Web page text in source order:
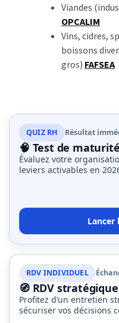
Viandes
OPCALIM
Vins, cidres,
boissons
gros) FAFSEA
QUIZ RH Résultat
🧠 Test de maturité
Évaluez votre
leviers activables en
RDV INDIVIDUEL
🧭 RDV
Profitez d’un entretien
sécuriser vos décisions